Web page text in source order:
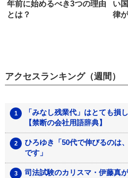
年前に始めるべき3つの理由
とは？
い
律
アクセスランキング（週間）
「みなし残業代」はとても損
【禁断の会社用語辞典】
ひろゆき「50代で伸びるのは
です」
司法試験のカリスマ・伊藤真